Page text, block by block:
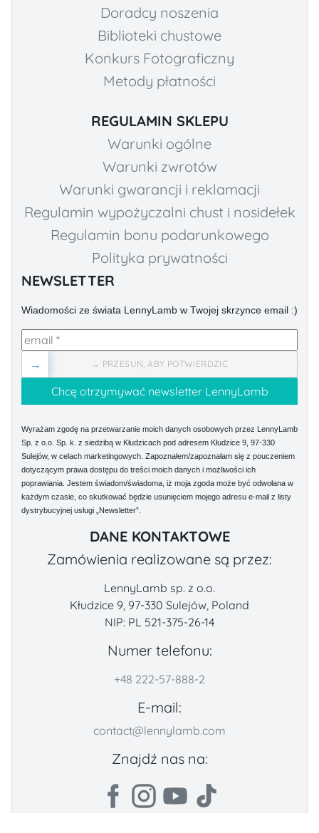
Doradcy noszenia
Biblioteki chustowe
Konkurs Fotograficzny
Metody płatności
REGULAMIN SKLEPU
Warunki ogólne
Warunki zwrotów
Warunki gwarancji i reklamacji
Regulamin wypożyczalni chust i nosidełek
Regulamin bonu podarunkowego
Polityka prywatności
NEWSLETTER
Wiadomości ze świata LennyLamb w Twojej skrzynce email :)
→ PRZESUŃ, ABY POTWIERDZIĆ
→
Wyrażam zgodę na przetwarzanie moich danych osobowych przez LennyLamb
Sp. z o.o. Sp. k. z siedzibą w Kłudzicach pod adresem Kłudzice 9, 97-330
Sulejów, w celach marketingowych. Zapoznałem/zapoznałam się z pouczeniem
dotyczącym prawa dostępu do treści moich danych i możliwości ich
poprawiania. Jestem świadom/świadoma, iż moja zgoda może być odwołana w
każdym czasie, co skutkować będzie usunięciem mojego adresu e-mail z listy
dystrybucyjnej usługi „Newsletter”.
DANE KONTAKTOWE
Zamówienia realizowane są przez:
LennyLamb sp. z o.o.
Kłudzice 9, 97-330 Sulejów, Poland
NIP: PL 521-375-26-14
Numer telefonu:
+48 222-57-888-2
E-mail:
contact@lennylamb.com
Znajdź nas na: